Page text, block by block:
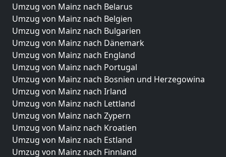
Umzug von Mainz nach Belarus
Umzug von Mainz nach Belgien
Umzug von Mainz nach Bulgarien
Umzug von Mainz nach Dänemark
Umzug von Mainz nach England
Umzug von Mainz nach Portugal
Umzug von Mainz nach Bosnien und Herzegowina
Umzug von Mainz nach Irland
Umzug von Mainz nach Lettland
Umzug von Mainz nach Zypern
Umzug von Mainz nach Kroatien
Umzug von Mainz nach Estland
Umzug von Mainz nach Finnland